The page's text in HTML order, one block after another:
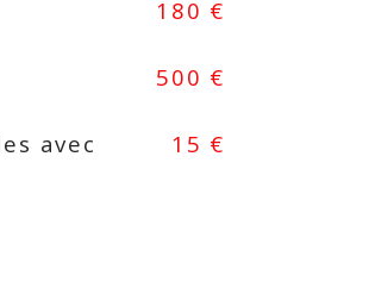
180 €
500 €
avec
15 €